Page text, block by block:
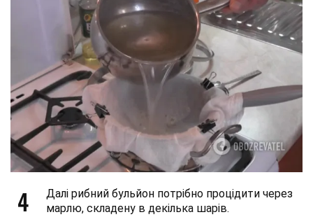
4
Далі рибний бульйон потрібно процідити через
марлю, складену в декілька шарів.